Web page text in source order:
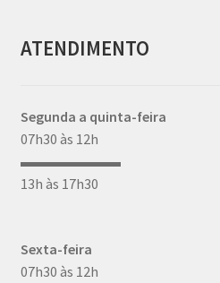
ATENDIMENTO
Segunda a quinta-feira
07h30 às 12h
▬▬▬▬▬▬▬
13h às 17h30
Sexta-feira
07h30 às 12h